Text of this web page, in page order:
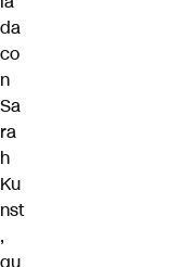
da
co
n
Sa
ra
h
Ku
nst
,